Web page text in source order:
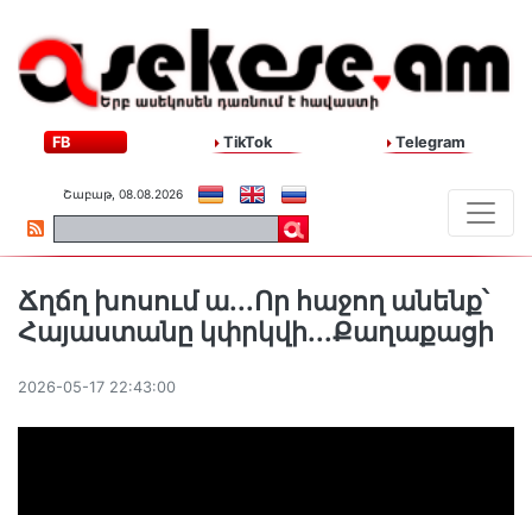
FB TikTok Telegram
Շաբաթ, 08.08.2026
Ճղճղ խոսում ա․․․Որ հաջող անենք՝
Հայաստանը կփրկվի․․․Քաղաքացի
2026-05-17 22:43:00